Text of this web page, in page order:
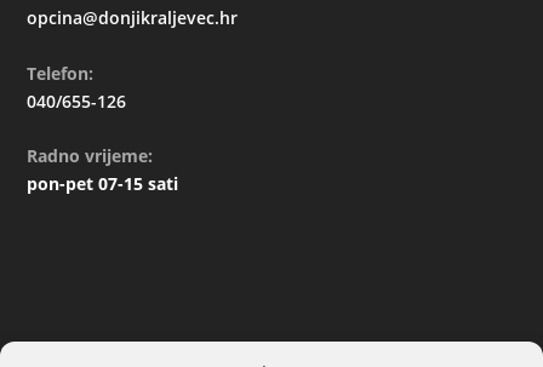
opcina@donjikraljevec.hr
Telefon:
040/655-126
Radno vrijeme:
pon-pet 07-15 sati